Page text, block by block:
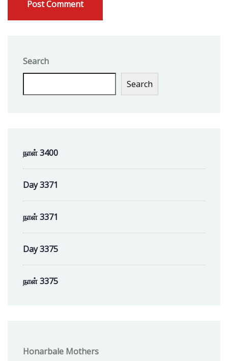
Search
Search
நாள் 3400
Day 3371
நாள் 3371
Day 3375
நாள் 3375
Honarbale Mothers